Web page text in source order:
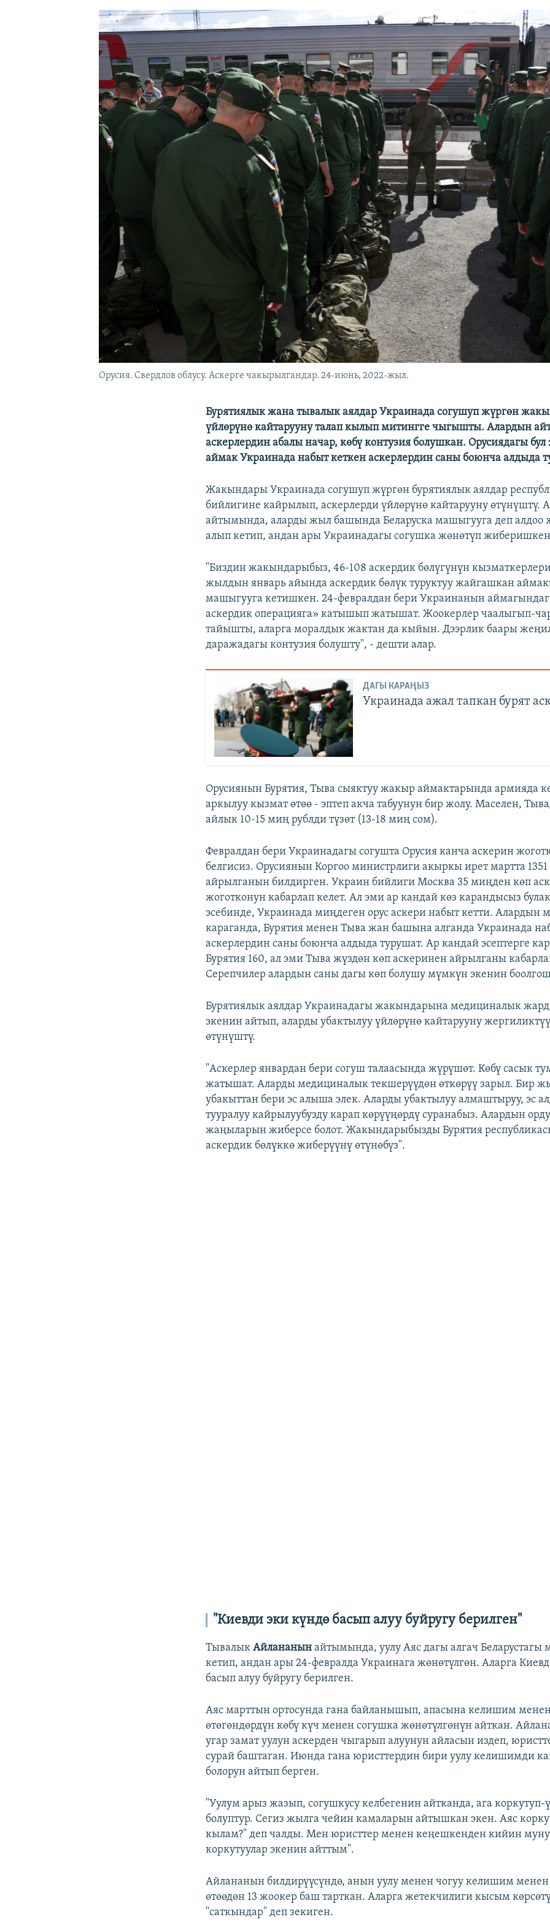
ЫҢГАЙСЫЗ СУРООЛОР
Орусия. Свердлов облусу. Аскерге чакырылгандар. 24-июнь, 2022-жыл.
Бурятиялык жана тывалык аялдар Украинада согушуп жүргөн
үйлөрүнө кайтарууну талап кылып митингге чыгышты. Алардын
аскерлердин абалы начар, көбү контузия болушкан. Орусиядагы
аймак Украинада набыт кеткен аскерлердин саны боюнча алдыда
Жакындары Украинада согушуп жүргөн бурятиялык аялдар
бийлигине кайрылып, аскерлерди үйлөрүнө кайтарууну өтүнүштү.
айтымында, аларды жыл башында Беларуска машыгууга деп алдоо
алып кетип, андан ары Украинадагы согушка жөнөтүп
"Биздин жакындарыбыз, 46-108 аскердик бөлүгүнүн
жылдын январь айында аскердик бөлүк туруктуу жайгашкан
машыгууга кетишкен. 24-февралдан бери Украинанын
аскердик операцияга» катышып жатышат. Жоокерлер чаалыгып-
тайышты, аларга моралдык жактан да кыйын. Дээрлик баары
даражадагы контузия болушту", - дешти алар.
ДАГЫ КАРАҢЫЗ
Украинада ажал тапкан бурят
Орусиянын Бурятия, Тыва сыяктуу жакыр аймактарында армияда
аркылуу кызмат өтөө - эптеп акча табуунун бир жолу. Маселен,
айлык 10-15 миң рублди түзөт (13-18 миң сом).
Февралдан бери Украинадагы согушта Орусия канча аскерин
белгисиз. Орусиянын Коргоо министрлиги акыркы ирет мартта
айрылганын билдирген. Украин бийлиги Москва 35 миңден көп
жоготконун кабарлап келет. Ал эми ар кандай көз карандысыз
эсебинде, Украинада миңдеген орус аскери набыт кетти. Алардын
караганда, Бурятия менен Тыва жан башына алганда Украинада
аскерлердин саны боюнча алдыда турушат. Ар кандай эсептерге
Бурятия 160, ал эми Тыва жүздөн көп аскеринен айрылганы
Серепчилер алардын саны дагы көп болушу мүмкүн экенин
Бурятиялык аялдар Украинадагы жакындарына медициналык
экенин айтып, аларды убактылуу үйлөрүнө кайтарууну
өтүнүштү.
"Аскерлер январдан бери согуш талаасында жүрүшөт. Көбү сасык
жатышат. Аларды медициналык текшерүүдөн өткөрүү зарыл. Бир
убакыттан бери эс алыша элек. Аларды убактылуу алмаштыруу, эс
тууралуу кайрылуубузду карап көрүүңөрдү суранабыз. Алардын
жаңыларын жиберсе болот. Жакындарыбызды Бурятия
аскердик бөлүккө жиберүүнү өтүнөбүз".
"Киевди эки күндө басып алуу буйругу берилген"
ТывалыкАйлананынайтымында, уулу Аяс дагы алгач Беларустагы
кетип, андан ары 24-февралда Украинага жөнөтүлгөн. Аларга
басып алуу буйругу берилген.
Аяс марттын ортосунда гана байланышып, апасына келишим
өтөгөндөрдүн көбү күч менен согушка жөнөтүлгөнүн айткан.
угар замат уулун аскерден чыгарып алуунун айласын издеп,
сурай баштаган. Июнда гана юристтердин бири уулу келишимди
болорун айтып берген.
"Уулум арыз жазып, согушкусу келбегенин айтканда, ага коркутуп-
болуптур. Сегиз жылга чейин камаларын айтышкан экен. Аяс
кылам?" деп чалды. Мен юристтер менен кеңешкенден кийин
коркутуулар экенин айттым".
Айлананын билдирүүсүндө, анын уулу менен чогуу келишим
өтөөдөн 13 жоокер баш тарткан. Аларга жетекчилиги кысым
"саткындар" деп зекиген.